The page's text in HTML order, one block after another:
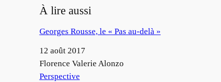
À lire aussi
Georges Rousse, le « Pas au-delà »
Date
12 août 2017
Auteur
Florence Valerie Alonzo
Par rapport à
Perspective